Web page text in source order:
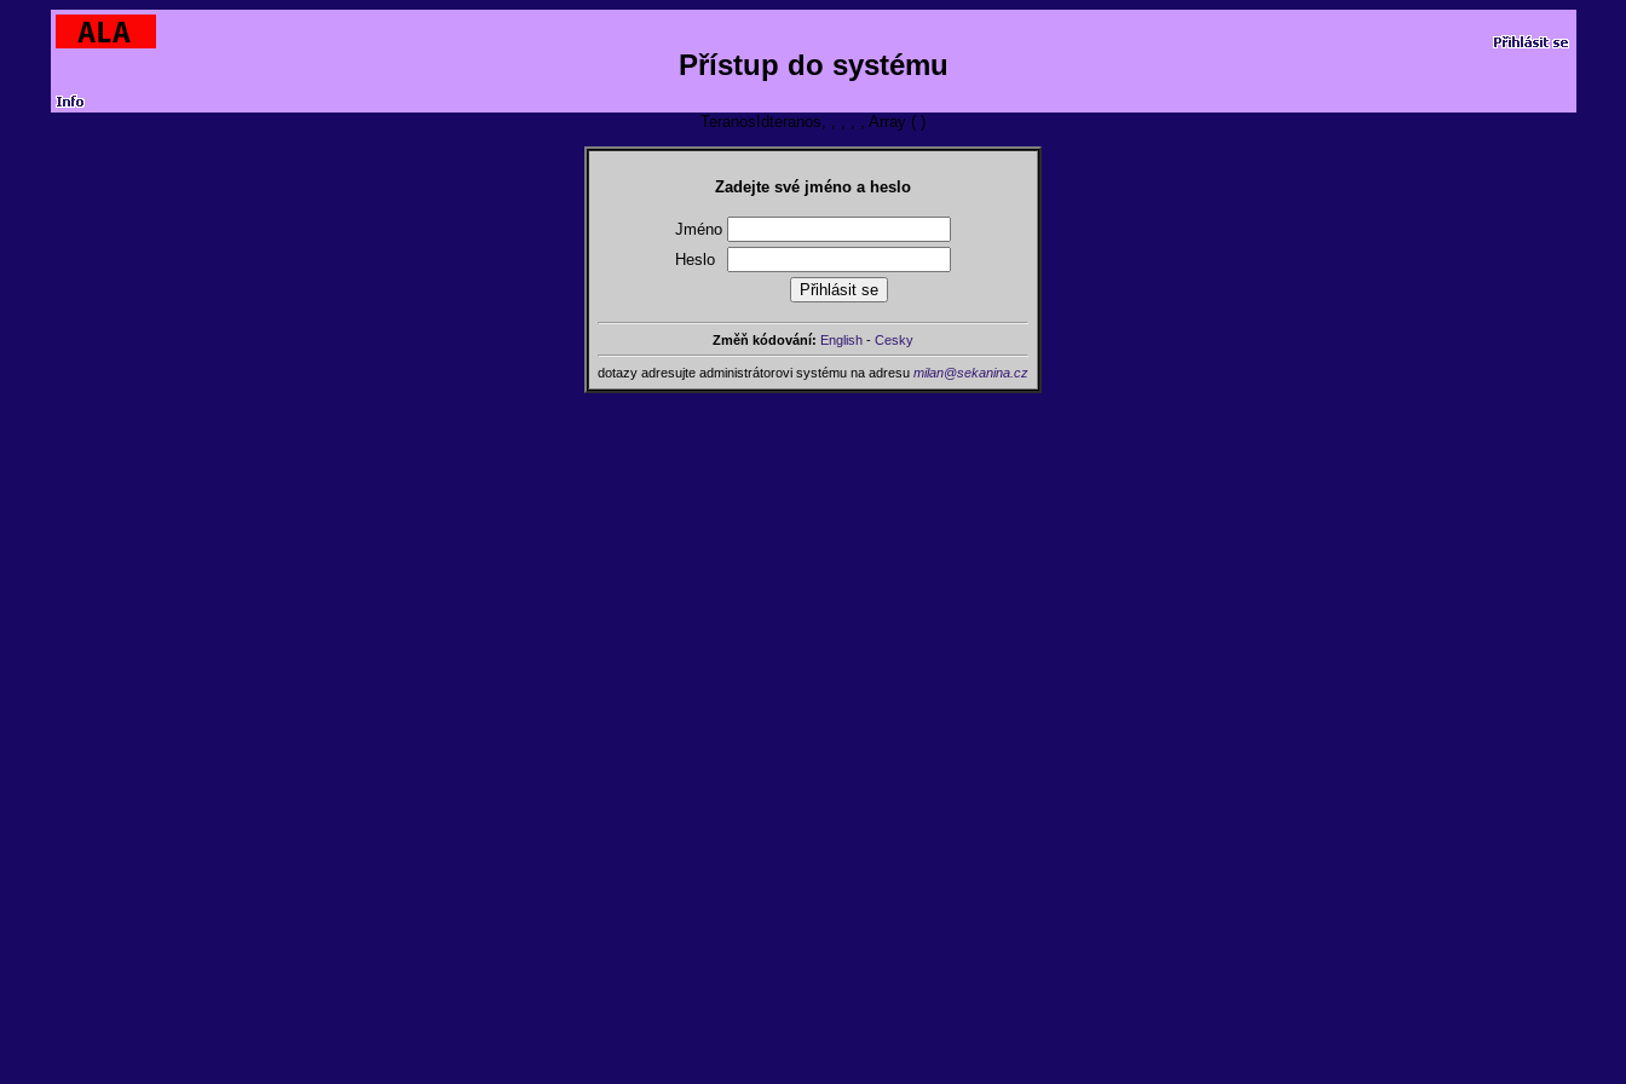
Přístup do systému
TeranosIdteranos, , , , , Array ( )
Zadejte své jméno a heslo
Jméno
Heslo
Změň kódování: English - Cesky
dotazy adresujte administrátorovi systému na adresu milan@sekanina.cz